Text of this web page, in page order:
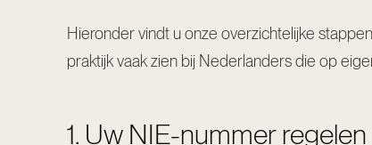
Hieronder vindt u onze overzichtelijke
praktijk vaak zien bij Nederlanders die op
1. Uw NIE-nummer regelen